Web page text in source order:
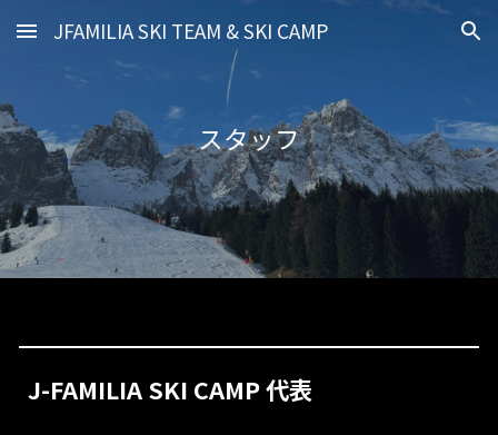
Skip to main content Skip to navigation
JFAMILIA SKI TEAM & SKI CAMP
スタッフ
J-FAMILIA SKI CAMP 代表